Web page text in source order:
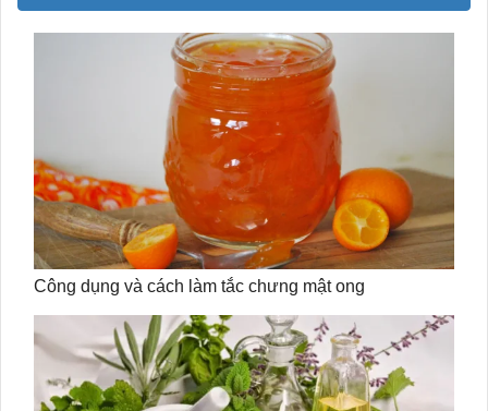
Công dụng và cách làm tắc chưng mật ong